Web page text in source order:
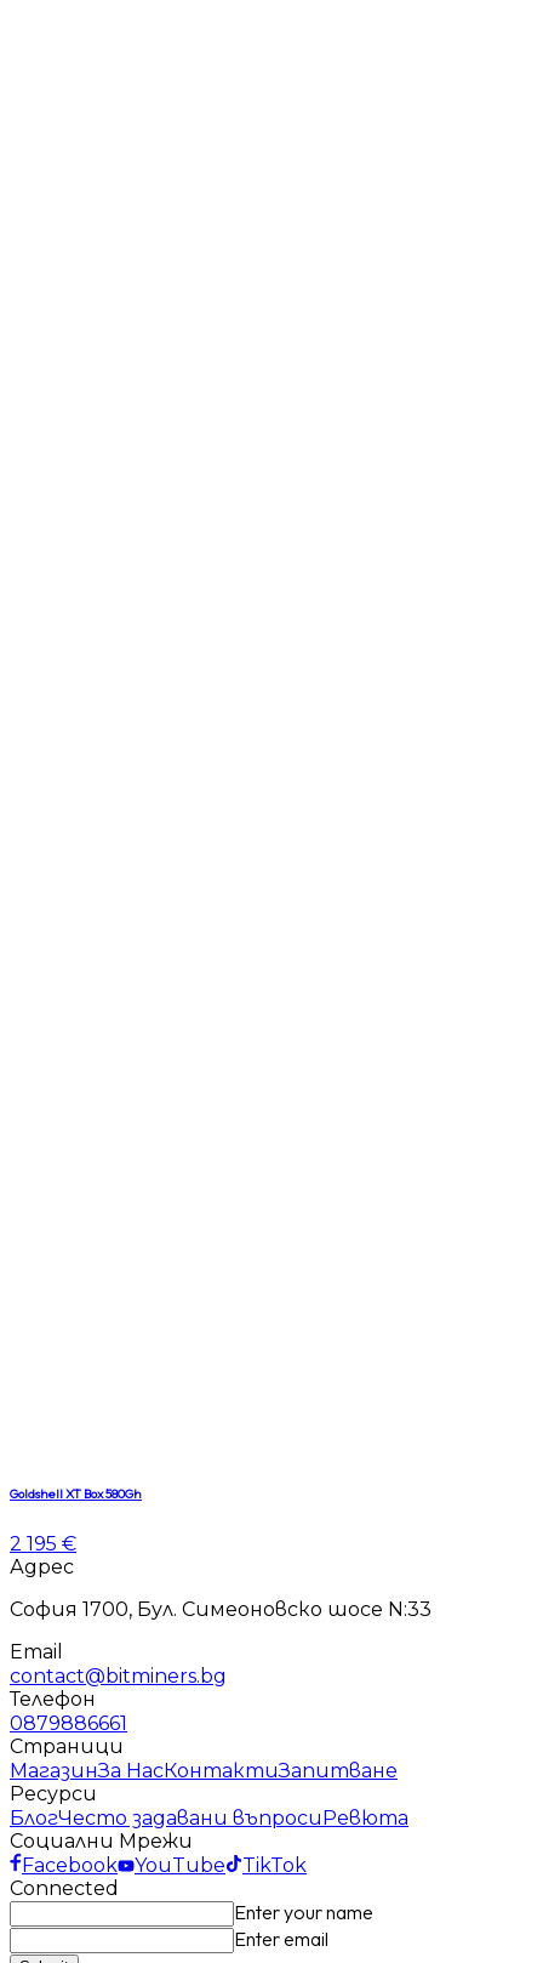
Goldshell XT Box 580Gh
2 195 €
Адрес
София 1700, Бул. Симеоновско шосе N:33
Email
contact@bitminers.bg
Телефон
0879886661
Страници
МагазинЗа НасКонтактиЗапитване
Ресурси
БлогЧесто задавани въпросиРевюта
Социални Мрежи
Facebook
YouTube
TikTok
Connected
Enter your name
Enter email